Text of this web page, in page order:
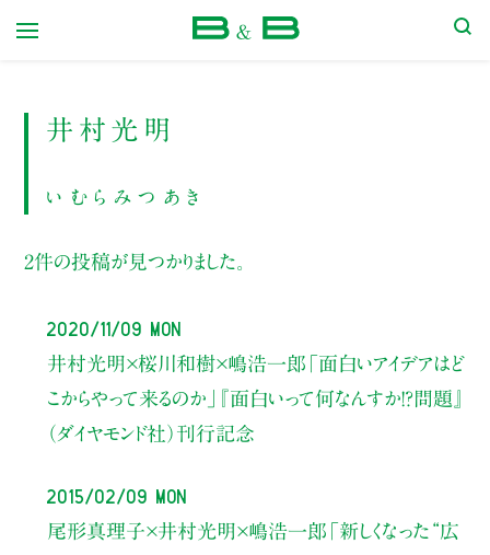
井村光明
いむらみつあき
2件の投稿が見つかりました。
2020/11/09 Mon
井村光明×桜川和樹×嶋浩一郎 「面白いアイデアはど
こからやって来るのか」
『面白いって何なんすか!?問題』
（ダイヤモンド社）刊行記念
2015/02/09 Mon
尾形真理子×井村光明×嶋浩一郎「新しくなった“広